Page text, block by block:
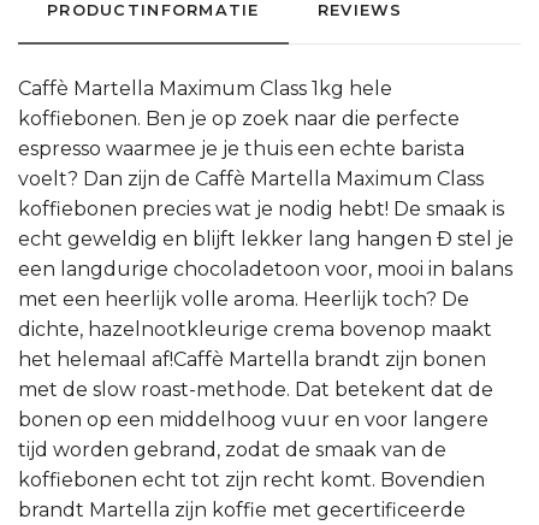
PRODUCTINFORMATIE REVIEWS
Caffè Martella Maximum Class 1kg hele
koffiebonen. Ben je op zoek naar die perfecte
espresso waarmee je je thuis een echte barista
voelt? Dan zijn de Caffè Martella Maximum Class
koffiebonen precies wat je nodig hebt! De smaak is
echt geweldig en blijft lekker lang hangen Ð stel je
een langdurige chocoladetoon voor, mooi in balans
met een heerlijk volle aroma. Heerlijk toch? De
dichte, hazelnootkleurige crema bovenop maakt
het helemaal af!Caffè Martella brandt zijn bonen
met de slow roast-methode. Dat betekent dat de
bonen op een middelhoog vuur en voor langere
tijd worden gebrand, zodat de smaak van de
koffiebonen echt tot zijn recht komt. Bovendien
brandt Martella zijn koffie met gecertificeerde